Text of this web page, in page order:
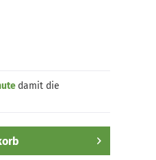
damit die